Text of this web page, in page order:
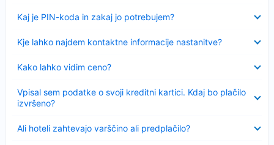
Kaj je PIN-koda in zakaj jo potrebujem?
Kje lahko najdem kontaktne informacije nastanitve?
Kako lahko vidim ceno?
Vpisal sem podatke o svoji kreditni kartici. Kdaj bo plačilo
izvršeno?
Ali hoteli zahtevajo varščino ali predplačilo?